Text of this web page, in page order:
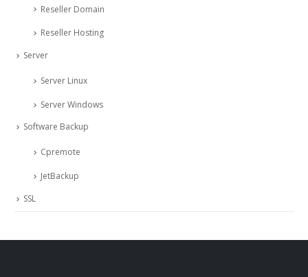
Reseller Domain
Reseller Hosting
Server
Server Linux
Server Windows
Software Backup
Cpremote
JetBackup
SSL